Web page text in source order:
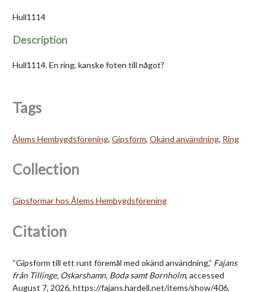
Hull1114
Description
Hull1114. En ring, kanske foten till något?
Tags
Ålems Hembygdsförening, Gipsform, Okänd användning, Ring
Collection
Gipsformar hos Ålems Hembygdsförening
Citation
“Gipsform till ett runt föremål med okänd användning,” Fajans
från Tillinge, Oskarshamn, Boda samt Bornholm, accessed
August 7, 2026, https://fajans.hardell.net/items/show/406.